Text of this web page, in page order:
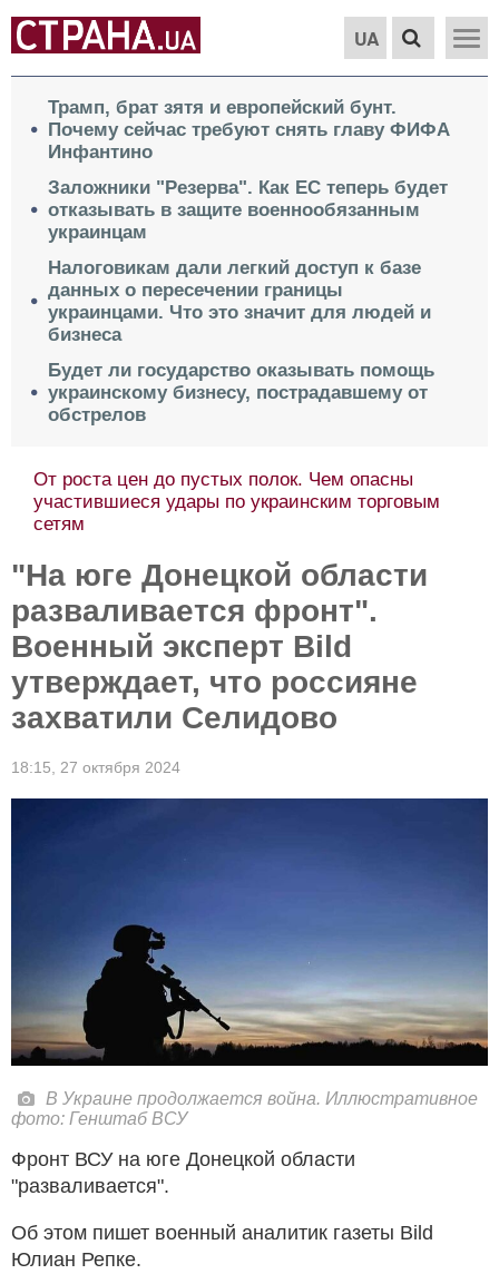
UA
Трамп, брат зятя и европейский бунт.
Почему сейчас требуют снять главу ФИФА
Инфантино
Заложники "Резерва". Как ЕС теперь будет
отказывать в защите военнообязанным
украинцам
Налоговикам дали легкий доступ к базе
данных о пересечении границы
украинцами. Что это значит для людей и
бизнеса
Будет ли государство оказывать помощь
украинскому бизнесу, пострадавшему от
обстрелов
От роста цен до пустых полок. Чем опасны
участившиеся удары по украинским торговым
сетям
"На юге Донецкой области
разваливается фронт".
Военный эксперт Bild
утверждает, что россияне
захватили Селидово
18:15, 27 октября 2024
В Украине продолжается война. Иллюстративное
фото: Генштаб ВСУ
Фронт ВСУ на юге Донецкой области
"разваливается".
Об этом пишет военный аналитик газеты Bild
Юлиан Репке.